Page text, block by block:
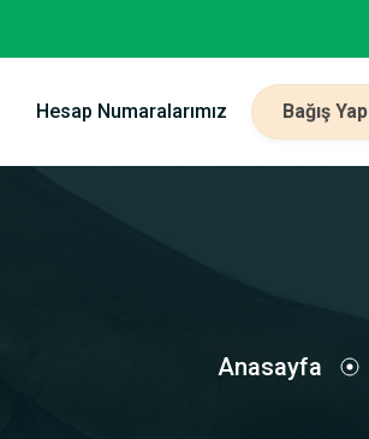
Hesap Numaralarımız Bağış Yap
Anasayfa